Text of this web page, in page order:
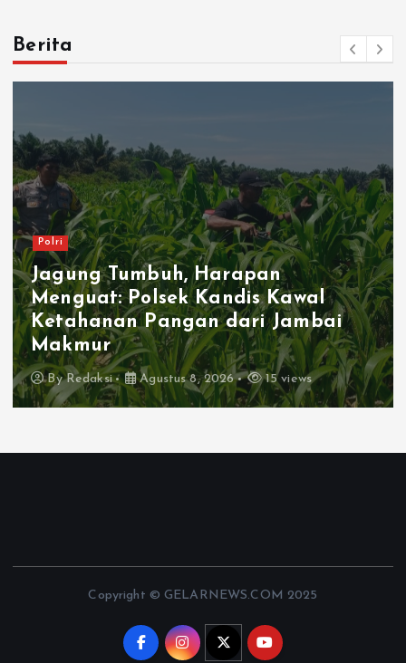
Berita
Polri
Jagung Tumbuh, Harapan
Menguat: Polsek Kandis Kawal
Ketahanan Pangan dari Jambai
Makmur
ByRedaksi Agustus 8, 2026 15 views
Copyright © GELARNEWS.COM 2025